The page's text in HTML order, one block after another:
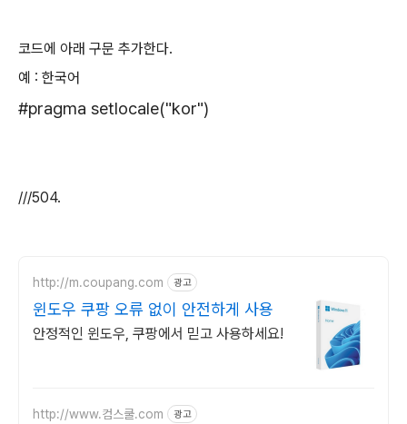
코드에 아래 구문 추가한다.
예 : 한국어
#pragma setlocale("kor")
///504.
http://m.coupang.com 광고
윈도우 쿠팡 오류 없이 안전하게 사용
안정적인 윈도우, 쿠팡에서 믿고 사용하세요!
http://www.컴스쿨.com 광고